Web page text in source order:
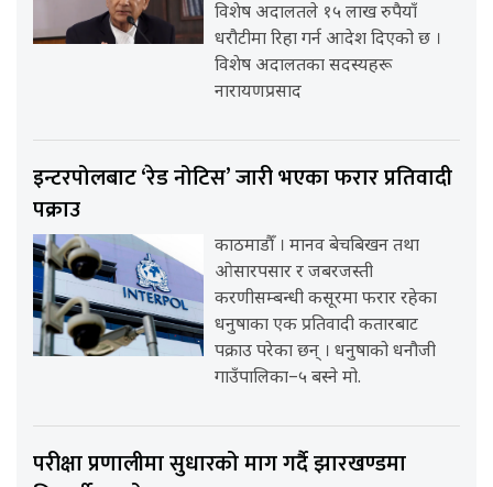
विशेष अदालतले १५ लाख रुपैयाँ
धरौटीमा रिहा गर्न आदेश दिएको छ ।
विशेष अदालतका सदस्यहरू
नारायणप्रसाद
इन्टरपोलबाट ‘रेड नोटिस’ जारी भएका फरार प्रतिवादी
पक्राउ
काठमाडौँ । मानव बेचबिखन तथा
ओसारपसार र जबरजस्ती
करणीसम्बन्धी कसूरमा फरार रहेका
धनुषाका एक प्रतिवादी कतारबाट
पक्राउ परेका छन् । धनुषाको धनौजी
गाउँपालिका–५ बस्ने मो.
परीक्षा प्रणालीमा सुधारको माग गर्दै झारखण्डमा